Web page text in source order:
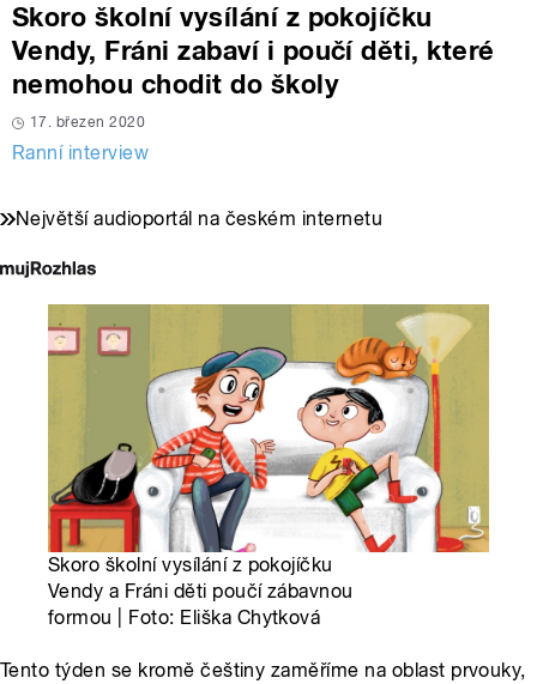
Skoro školní vysílání z pokojíčku
Vendy, Fráni zabaví i poučí děti, které
nemohou chodit do školy
17. březen 2020
Ranní interview
Největší audioportál na českém internetu
Skoro školní vysílání z pokojíčku
Vendy a Fráni děti poučí zábavnou
formou | Foto: Eliška Chytková
Tento týden se kromě češtiny zaměříme na oblast prvouky,